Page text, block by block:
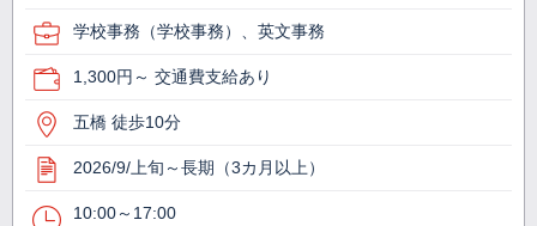
学校事務（学校事務）、英文事務
1,300円～ 交通費支給あり
五橋 徒歩10分
2026/9/上旬～長期（3カ月以上）
10:00～17:00